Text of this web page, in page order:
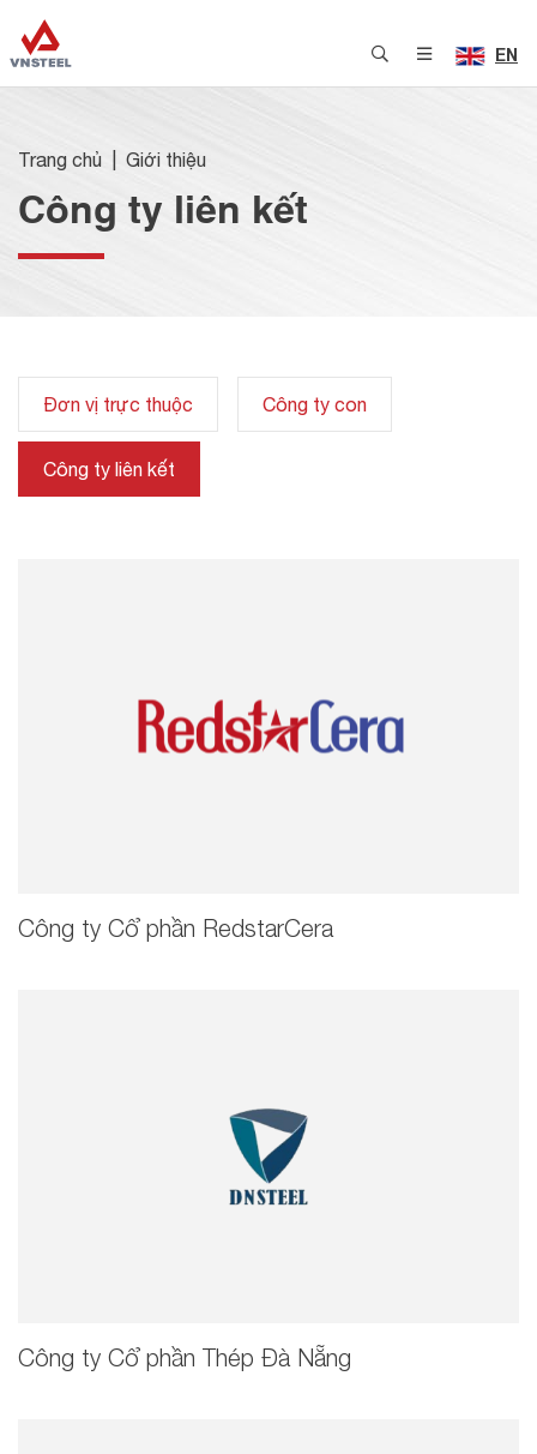
EN
Trang chủ Giới thiệu
Công ty liên kết
Đơn vị trực thuộc Công ty con
Công ty liên kết
Công ty Cổ phần RedstarCera
Công ty Cổ phần Thép Đà Nẵng